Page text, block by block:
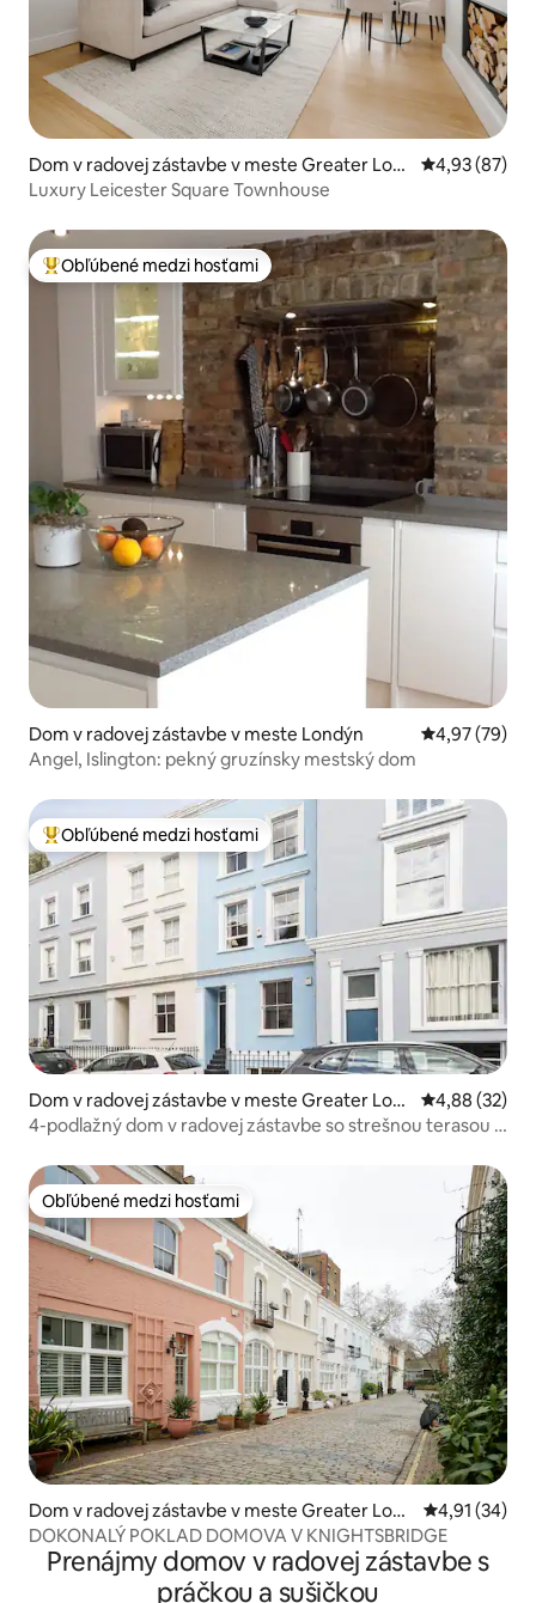
Dom v radovej zástavbe v meste Greater Lon
don
Priemerné
4,93 (87)
Luxury Leicester Square Townhouse
Najobľúbenejšie medzi hosťami
Obľúbené medzi hosťami
Dom v radovej zástavbe v meste Londýn Priemerné
4,97 (79)
Angel, Islington: pekný gruzínsky mestský dom
Najobľúbenejšie medzi hosťami
Obľúbené medzi hosťami
Dom v radovej zástavbe v meste Greater Lon
don
Priemerné
4,88 (32)
4-podlažný dom v radovej zástavbe so strešnou terasou v
Obľúbené medzi hosťami
Obľúbené medzi hosťami
Dom v radovej zástavbe v meste Greater Lond
on
Priemerné
4,91 (34)
DOKONALÝ POKLAD DOMOVA V KNIGHTSBRIDGE
Prenájmy domov v radovej zástavbe s
práčkou a sušičkou